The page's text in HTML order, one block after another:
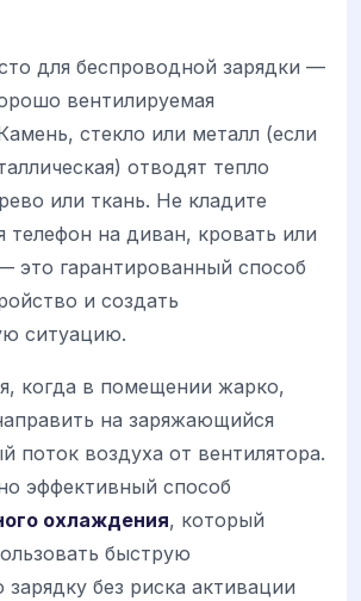
для беспроводной зарядки —
вентилируемая
стекло или металл (если
отводят тепло
или ткань. Не кладите
телефон на диван, кровать или
это гарантированный способ
и создать
ситуацию.
когда в помещении жарко,
на заряжающийся
поток воздуха от вентилятора.
эффективный способ
охлаждения, который
быструю
без риска активации